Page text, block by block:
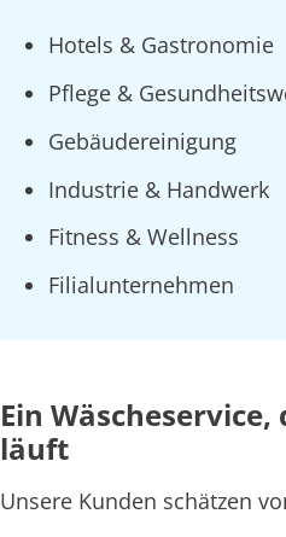
Hotels & Gastronomie
Pflege &
Gebäudereinigung
Industrie & Handwerk
Fitness & Wellness
Filialunternehmen
Ein
läuft
Unsere Kunden schätzen